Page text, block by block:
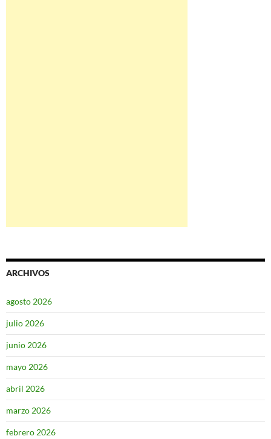
ARCHIVOS
agosto 2026
julio 2026
junio 2026
mayo 2026
abril 2026
marzo 2026
febrero 2026